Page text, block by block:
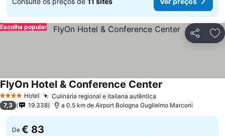
Partilhar
Escolha popular
4 EstrelasHotel Culinária regional e italiana autêntica
FlyOn Hotel & Conference Center
7,3 19.338 a 0.5 km de Airport Bologna Guglielmo Marconi
De € 83